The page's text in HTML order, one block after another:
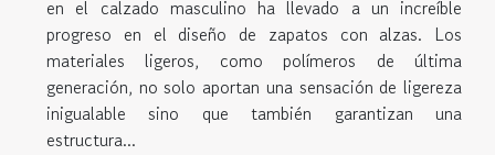
en el calzado masculino ha llevado a un increíble
progreso en el diseño de zapatos con alzas. Los
materiales ligeros, como polímeros de última
generación, no solo aportan una sensación de ligereza
inigualable sino que también garantizan una
estructura...